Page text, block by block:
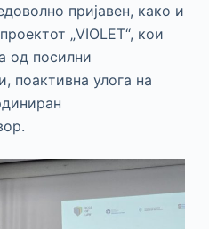
пријавен, како и
„VIOLET“, кои
од посилни
поактивна улога на